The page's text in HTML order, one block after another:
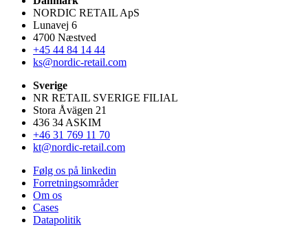
NORDIC RETAIL ApS
Lunavej 6
4700 Næstved
+45 44 84 14 44
ks@nordic-retail.com
Sverige
NR RETAIL SVERIGE FILIAL
Stora Åvägen 21
436 34 ASKIM
+46 31 769 11 70
kt@nordic-retail.com
Følg os på linkedin
Forretningsområder
Om os
Cases
Datapolitik